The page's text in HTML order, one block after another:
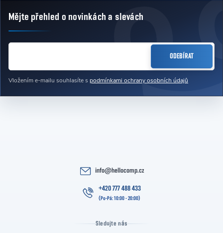
Zápatí
Mějte přehled o novinkácha slevách
Vložením e-mailu souhlasíte s podmínkami ochrany osobních údajů
ODEBÍRAT
info@hellocomp.cz
+420 777 488 433
Sledujte nás